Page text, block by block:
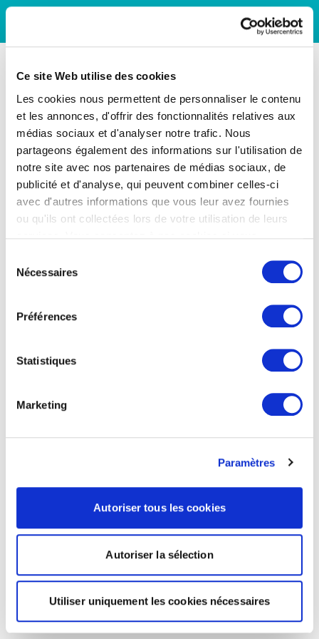
Ce site Web utilise des cookies
Les cookies nous permettent de personnaliser le contenu
et les annonces, d'offrir des fonctionnalités relatives aux
médias sociaux et d'analyser notre trafic. Nous
partageons également des informations sur l'utilisation de
notre site avec nos partenaires de médias sociaux, de
publicité et d'analyse, qui peuvent combiner celles-ci
avec d'autres informations que vous leur avez fournies
ou qu'ils ont collectées lors de votre utilisation de leurs
Nécessaires
Préférences
Statistiques
Marketing
Paramètres
Autoriser tous les cookies
Autoriser la sélection
Utiliser uniquement les cookies nécessaires